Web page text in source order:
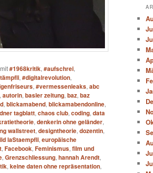
#1968kritik, #aufschrei,
, #digitalrevolution,
, #vermessenleaks, abc
, autorin, basler zeitung, baz, baz
, blickamabend, blickamabendonline,
tagblatt, chaos club, coding, data
, denkerin ohne geländer,
wallstreet, designtheorie, dozentin,
laStaempfli, europäische
, Facebook, Feminismus, film und
, Grenzschliessung, hannah Arendt,
, keine daten ohne repräsentation,